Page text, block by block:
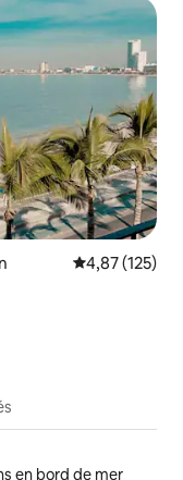
Évaluation
4,87 (125)
en bord de mer